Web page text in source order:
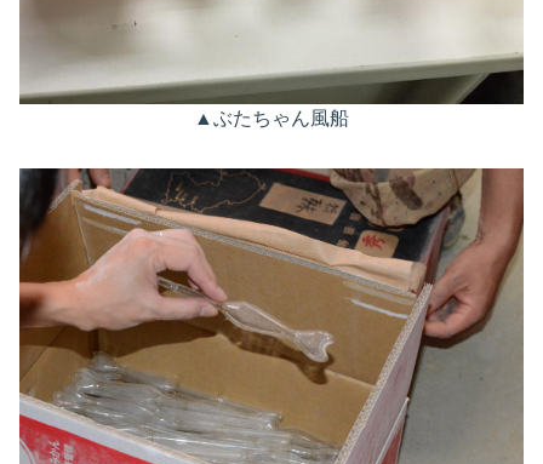
▲ぶたちゃん風船